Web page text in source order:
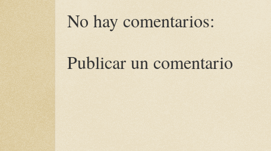
No hay comentarios:
Publicar un comentario